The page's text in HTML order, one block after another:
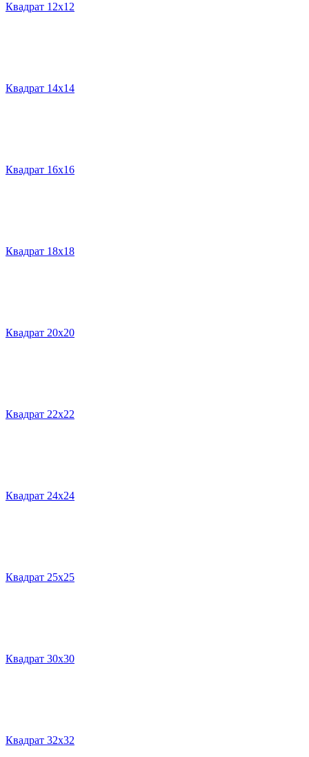
Квадрат 12х12
Квадрат 14х14
Квадрат 16х16
Квадрат 18х18
Квадрат 20х20
Квадрат 22х22
Квадрат 24х24
Квадрат 25х25
Квадрат 30х30
Квадрат 32х32